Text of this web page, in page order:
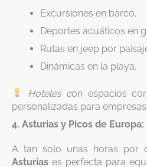
Excursiones en barco.
Deportes acuáticos en
Rutas en jeep por
Dinámicas en la playa.
Hoteles con espacios
personalizadas para empresas.
4. Asturias y Picos de
A tan solo unas horas por
Asturias es perfecta para